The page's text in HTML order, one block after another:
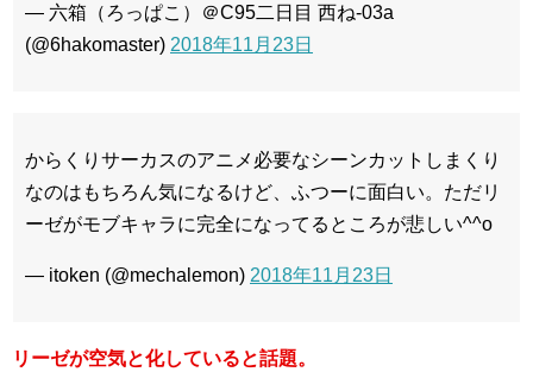
— 六箱（ろっぱこ）＠C95二日目 西ね‐03a
(@6hakomaster) 2018年11月23日
からくりサーカスのアニメ必要なシーンカットしまくり
なのはもちろん気になるけど、ふつーに面白い。ただリ
ーゼがモブキャラに完全になってるところが悲しい^^o
— itoken (@mechalemon) 2018年11月23日
リーゼが空気と化していると話題。